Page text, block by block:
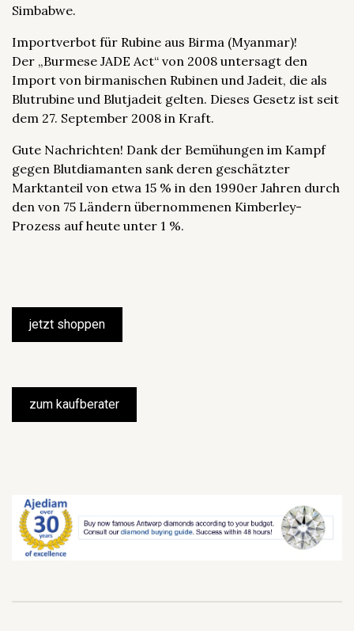
Simbabwe.
Importverbot für Rubine aus Birma (Myanmar)!
Der „Burmese JADE Act“ von 2008 untersagt den
Import von birmanischen Rubinen und Jadeit, die als
Blutrubine und Blutjadeit gelten. Dieses Gesetz ist seit
dem 27. September 2008 in Kraft.
Gute Nachrichten! Dank der Bemühungen im Kampf
gegen Blutdiamanten sank deren geschätzter
Marktanteil von etwa 15 % in den 1990er Jahren durch
den von 75 Ländern übernommenen Kimberley-
Prozess auf heute unter 1 %.
jetzt shoppen
zum kaufberater